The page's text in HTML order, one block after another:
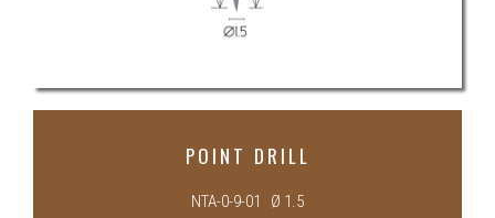
POINT DRILL
NTA-0-9-01 Ø 1.5